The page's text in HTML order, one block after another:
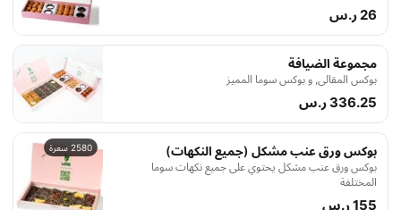
26 ر.س
مجموعة الضيافة
بوكس المقالي, و بوكس سوما المميز
336.25 ر.س
2580 سعرة بوكس ورق عنب مشكل (جميع النكهات)
بوكس ورق عنب مشكل يحتوي على جميع نكهات سوما
المختلفة
155 ر.س